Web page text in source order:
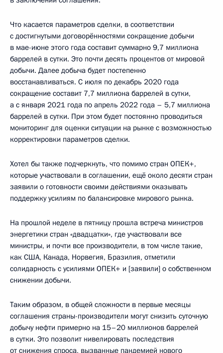
Что касается параметров сделки, в соответствии
с достигнутыми договорённостями сокращение добычи
в мае-июне этого года составит суммарно 9,7 миллиона
баррелей в сутки. Это почти десять процентов от мировой
добычи. Далее добыча будет постепенно
восстанавливаться. С июля по декабрь 2020 года
сокращение составит 7,7 миллиона баррелей в сутки,
а с января 2021 года по апрель 2022 года – 5,7 миллиона
баррелей в сутки. При этом будет постоянно проводиться
мониторинг для оценки ситуации на рынке с возможностью
корректировки параметров сделки.
Хотел бы также подчеркнуть, что помимо стран ОПЕК+,
которые участвовали в соглашении, ещё около десяти стран
заявили о готовности своими действиями оказывать
поддержку усилиям по балансировке мирового рынка.
На прошлой неделе в пятницу прошла встреча министров
энергетики стран «двадцатки», где участвовали все
министры, и почти все производители, в том числе такие,
как США, Канада, Норвегия, Бразилия, отметили
солидарность с усилиями ОПЕК+ и [заявили] о собственном
снижении добычи.
Таким образом, в общей сложности в первые месяцы
соглашения страны-производители могут снизить суточную
добычу нефти примерно на 15–20 миллионов баррелей
в сутки. Это позволит нивелировать последствия
от снижения спроса, вызванные пандемией нового